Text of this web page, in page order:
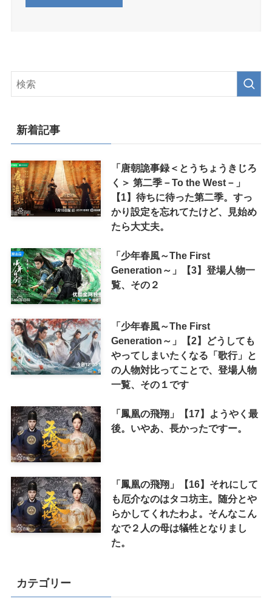
新着記事
「唐朝詭事録＜とうちょうきじろ
く＞ 第二季－To the West－」
【1】待ちに待った第二季。すっ
かり設定を忘れてたけど、見始め
たら大丈夫。
「少年春風～The First
Generation～」【3】登場人物一
覧、その２
「少年春風～The First
Generation～」【2】どうしても
やってしまいたくなる「歌行」と
の人物対比ってことで、登場人物
一覧、その１です
「鳳凰の飛翔」【17】ようやく最
後。いやあ、長かったですー。
「鳳凰の飛翔」【16】それにして
も厄介なのはタコ坊主。随分とや
らかしてくれたわよ。そんなこん
なで２人の母は犠牲となりまし
た。
カテゴリー